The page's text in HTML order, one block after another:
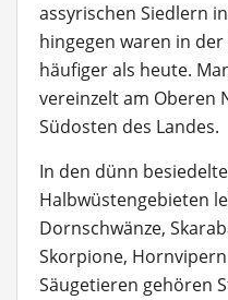
assyrischen Siedlern
hingegen waren in
häufiger als heute.
vereinzelt am Oberen
Südosten des Landes.
In den dünn
Halbwüstengebieten
Dornschwänze,
Skorpione,
Säugetieren gehören